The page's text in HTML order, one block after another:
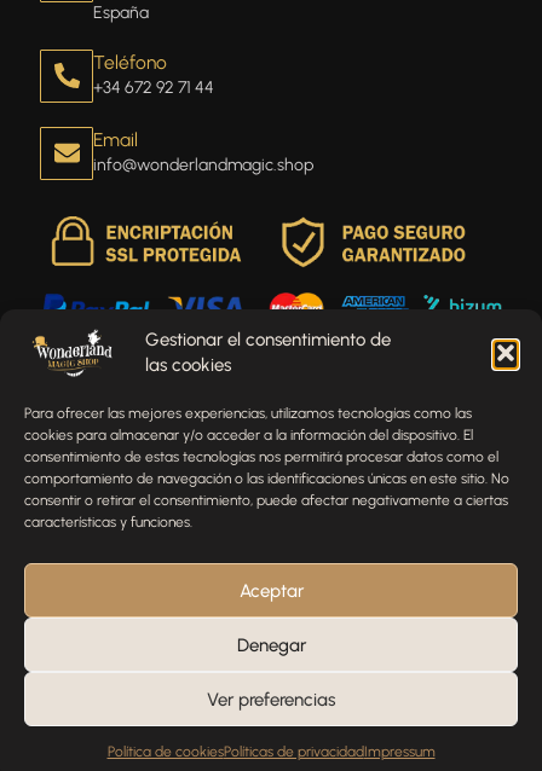
Gestionar el consentimiento de
las cookies
Para ofrecer las mejores experiencias, utilizamos tecnologías como las
cookies para almacenar y/o acceder a la información del dispositivo. El
consentimiento de estas tecnologías nos permitirá procesar datos como el
comportamiento de navegación o las identificaciones únicas en este sitio. No
consentir o retirar el consentimiento, puede afectar negativamente a ciertas
características y funciones.
Aceptar
Denegar
Ver preferencias
Política de cookiesPolíticas de privacidadImpressum
España
Teléfono
+34 672 92 71 44
Email
info@wonderlandmagic.shop
Envíenos un mensaje
¿Tienes alguna pregunta, comentario o necesitas ayuda
con tu pedido? Estamos aquí para ayudarte.
NOMBRE
EMAIL
MENSAJE